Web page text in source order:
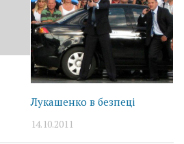
Лукашенко в безпеці
14.10.2011